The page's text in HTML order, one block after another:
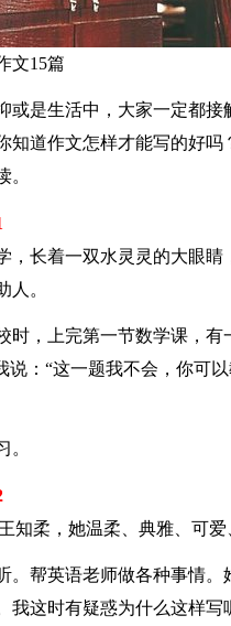
文15篇
或是生活中，大家一定都
知道作文怎样才能写的好
，长着一双水灵灵的大眼
人。
时，上完第一节数学课，
说：“这一题我不会，你可
。
知柔，她温柔、典雅、可爱
。帮英语老师做各种事情
我这时有疑惑为什么这样